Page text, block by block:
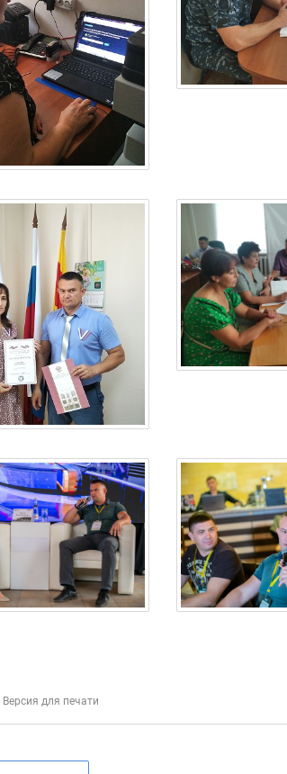
Версия для печати